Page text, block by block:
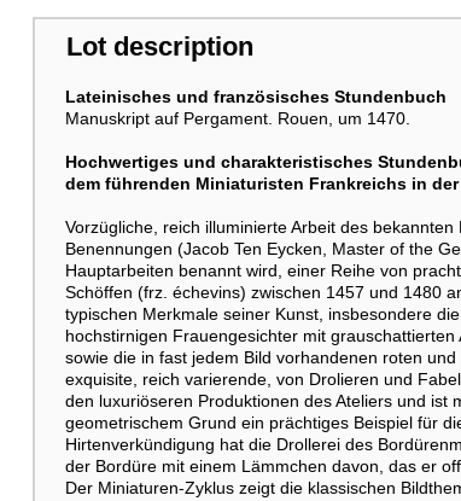
Lot description
Lateinisches und französisches Stundenbuch
Manuskript auf Pergament. Rouen, um 1470.
Hochwertiges und charakteristisches
dem führenden Miniaturisten Frankreichs in
Vorzügliche, reich illuminierte Arbeit des
Benennungen (Jacob Ten Eycken, Master of the
Hauptarbeiten benannt wird, einer Reihe von
Schöffen (frz. échevins) zwischen 1457 und 1480
typischen Merkmale seiner Kunst, insbesondere
hochstirnigen Frauengesichter mit
sowie die in fast jedem Bild vorhandenen roten
exquisite, reich varierende, von Drolieren und
den luxuriöseren Produktionen des Ateliers und ist
geometrischem Grund ein prächtiges Beispiel für
Hirtenverkündigung hat die Drollerei des
der Bordüre mit einem Lämmchen davon, das er
Der Miniaturen-Zyklus zeigt die klassischen